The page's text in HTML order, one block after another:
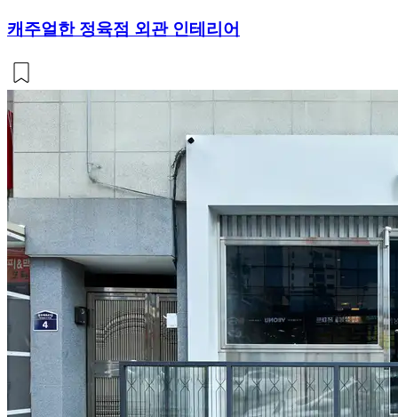
캐주얼한 정육점 외관 인테리어